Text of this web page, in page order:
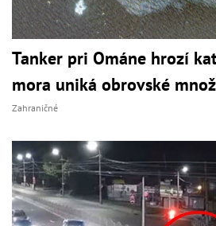
Tanker pri Ománe hrozí
mora uniká obrovské
Zahraničné